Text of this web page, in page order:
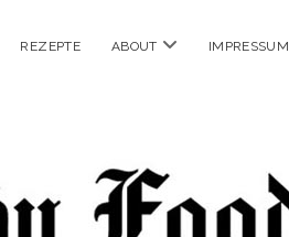
REZEPTE ABOUT Menü
IMPRESSUM